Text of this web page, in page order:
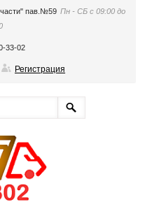
пав.№59 Пн - СБ с 09:00 до
33-02
Регистрация